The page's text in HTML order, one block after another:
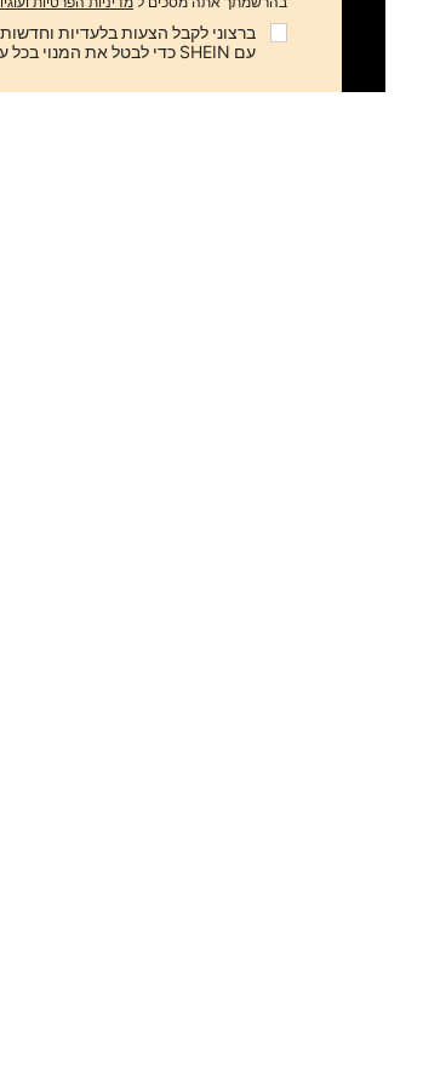
עם SHEIN כדי לבטל את המנוי בכל עת.